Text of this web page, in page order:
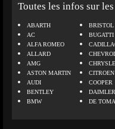
Toutes les infos sur
ABARTH
AC
ALFA ROMEO
ALLARD
AMG
ASTON MARTIN
AUDI
BENTLEY
BMW
BRISTOL
BUGATTI
CITROEN
COOPER
DAIMLER
DE